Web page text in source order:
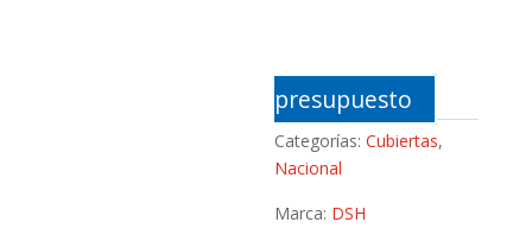
presupuesto
Categorías:Cubiertas,
Nacional
Marca: DSH